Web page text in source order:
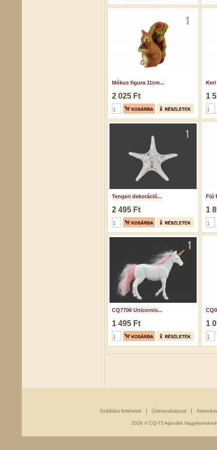
Mókus figura 11cm...
2 025 Ft 1
Tengeri dekoráció...
2 495 Ft
Fiú
1
CQ7706 Unicornis...
1 495 Ft 1
Szállítási feltételek Üzletszabályzat
2026 © CQ-73 Ajándék